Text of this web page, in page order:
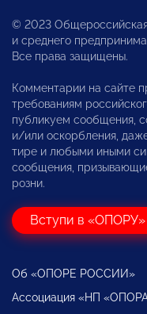
© 2023 Общероссийская
и среднего
Все права защищены.
Комментарии на сайте
требованиям
публикуем сообщения,
и/или оскорбления,
тире и любыми иными
сообщения,
розни.
Вступи в «ОПОРУ»
Об «ОПОРЕ РОССИИ»
Ассоциация «НП